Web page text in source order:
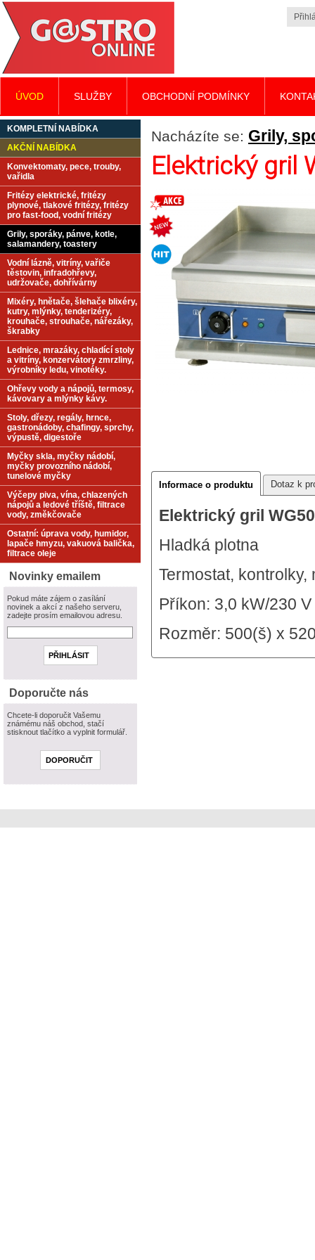
Nacházíte se: Grily,
Elektrický gril
Informace o produktu Dotaz k
Elektrický gril
Hladká plotna
Termostat, kontrolky,
Příkon: 3,0 kW/230 V
Rozměr: 500(š) x
KOMPLETNÍ NABÍDKA
AKČNÍ NABÍDKA
Konvektomaty, pece, trouby,
vařidla
Fritézy elektrické, fritézy
plynové, tlakové fritézy, fritézy
pro fast-food, vodní fritézy
Grily, sporáky, pánve, kotle,
salamandery, toastery
Vodní lázně, vitríny, vařiče
těstovin, infradohřevy,
udržovače, dohřívárny
Mixéry, hnětače, šlehače blixéry,
kutry, mlýnky, tenderizéry,
krouhače, strouhače, nářezáky,
škrabky
Lednice, mrazáky, chladící stoly
a vitríny, konzervátory zmrzliny,
výrobníky ledu, vinotéky.
Ohřevy vody a nápojů, termosy,
kávovary a mlýnky kávy.
Stoly, dřezy, regály, hrnce,
gastronádoby, chafingy, sprchy,
výpustě, digestoře
Myčky skla, myčky nádobí,
myčky provozního nádobí,
tunelové myčky
Výčepy piva, vína, chlazených
nápojů a ledové tříště, filtrace
vody, změkčovače
Ostatní: úprava vody, humidor,
lapače hmyzu, vakuová balička,
filtrace oleje
Novinky emailem
Pokud máte zájem o zasílání
novinek a akcí z našeho serveru,
zadejte prosím emailovou adresu.
Doporučte nás
Chcete-li doporučit Vašemu
známému náš obchod, stačí
stisknout tlačítko a vyplnit formulář.
ÚVOD SLUŽBY OBCHODNÍ PODMÍNKY